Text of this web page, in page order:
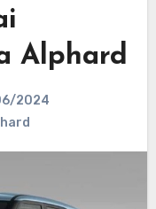
Alphard
2024